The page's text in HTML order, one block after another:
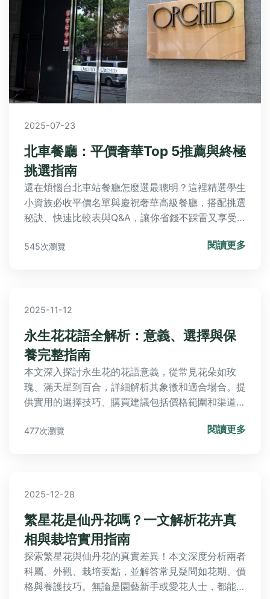
2025-07-23
北車餐廳：平價奢華Top 5推薦與終極
挑選指南
還在煩惱台北車站餐廳怎麼選最聰明？這裡精選學生
小資族必收平價名單與慶祝奢華高級餐廳，搭配挑選
秘訣、快速比較表與Q&A，讓你省錢不踩雷又享受
545次瀏覽 閱讀更多
2025-11-12
永生花花語全解析：意義、選擇與保
養完整指南
本文深入探討永生花的花語意義，從常見花朵如玫
瑰、滿天星到百合，詳細解析其象徵和適合場合。提
供實用的選擇技巧、購買建議包括價格範圍和渠道比
關疑問，幫助您送禮或裝飾家居做出最佳選擇。
477次瀏覽 閱讀更多
2025-12-28
繁星花是仙丹花嗎？一文解析花卉真
相與栽培實用指南
探索繁星花與仙丹花的真實差異！本文深度分析兩者
科屬、外觀、栽培要點，並解答常見疑問如花期、價
格與養護技巧。無論是園藝新手或愛花人士，都能獲